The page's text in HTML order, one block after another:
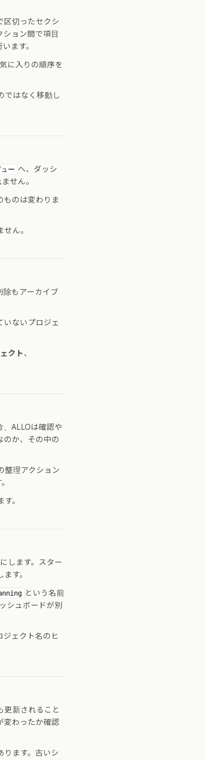
区切ったセクシ
ョン間で項目
ます。
に入りの順序を
ではなく移動し
ー へ、ダッシ
せん。
ものは変わりま
ん。
除もアーカイブ
いないプロジェ
クト、
ALLOは確認や
のか、その中の
整理アクション
。
します。スター
す。
という名前
シュボードが別
ジェクト名のヒ
更新されること
変わったか確認
ります。古いシ